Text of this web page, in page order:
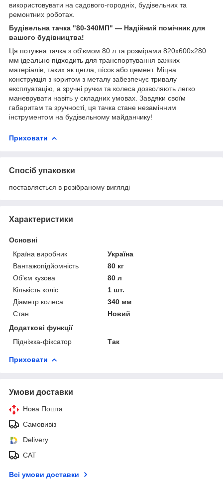
використовувати на садового-городніх, будівельних та
ремонтних роботах.
Будівельна тачка "80-340МП" — Надійний помічник для
вашого будівництва!
Ця потужна тачка з об'ємом 80 л та розмірами 820х600х280
мм ідеально підходить для транспортування важких
матеріалів, таких як цегла, пісок або цемент. Міцна
конструкція з коритом з металу забезпечує тривалу
експлуатацію, а зручні ручки та колеса дозволяють легко
маневрувати навіть у складних умовах. Завдяки своїм
габаритам та зручності, ця тачка стане незамінним
інструментом на будівельному майданчику!
Приховати
Спосіб упаковки
поставляється в розібраному вигляді
Характеристики
Основні
Країна виробник
Україна
Вантажопідйомність
80 кг
Об'єм кузова
80 л
Кількість коліс
1 шт.
Діаметр колеса
340 мм
Стан
Новий
Додаткові функції
Підніжка-фіксатор
Так
Приховати
Умови доставки
Нова Пошта
Самовивіз
Delivery
САТ
Всі умови доставки